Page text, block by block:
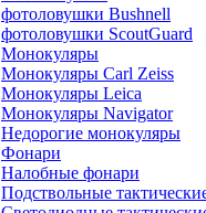
фотоловушки Bushnell
фотоловушки ScoutGuard
Монокуляры
Монокуляры Carl Zeiss
Монокуляры Leica
Монокуляры Navigator
Недорогие монокуляры
Фонари
Налобные фонари
Подствольные